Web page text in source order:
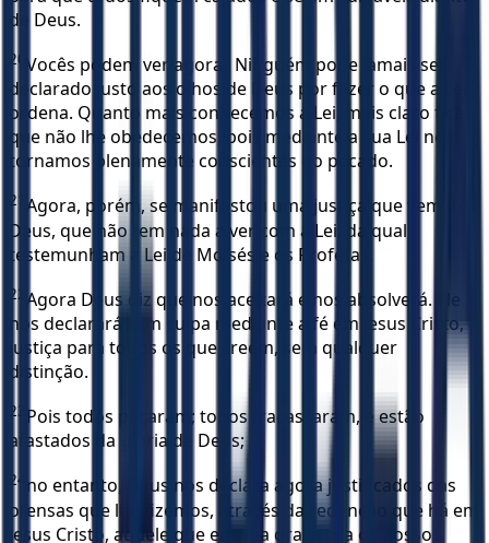
de Deus.
20 Vocês podem ver agora? Ninguém pode jamais ser
declarado justo aos olhos de Deus por fazer o que a Lei
ordena. Quanto mais conhecemos a Lei, mais claro fica
que não lhe obedecemos, pois mediante a sua Lei nos
tornamos plenamente conscientes do pecado.
21
Agora, porém, se manifestou uma justiça que vem de
Deus, que não tem nada a ver com a Lei, da qual
testemunham a Lei de Moisés e os Profetas.
22 Agora Deus diz que nos aceitará e nos absolverá. Ele
nos declarará sem culpa mediante a fé em Jesus Cristo,
justiça para todos os que creem, sem qualquer
distinção.
23 Pois todos pecaram; todos fracassaram, e estão
afastados da glória de Deus;
24 no entanto, Deus nos declara agora justificados das
ofensas que lhe fizemos, através da redenção que há em
Jesus Cristo, aquele que em sua graça tira os nossos